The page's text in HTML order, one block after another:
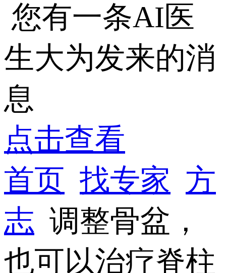
您有一条AI医
生大为发来的消
息
点击查看
首页 找专家 方
志 调整骨盆，
也可以治疗脊柱